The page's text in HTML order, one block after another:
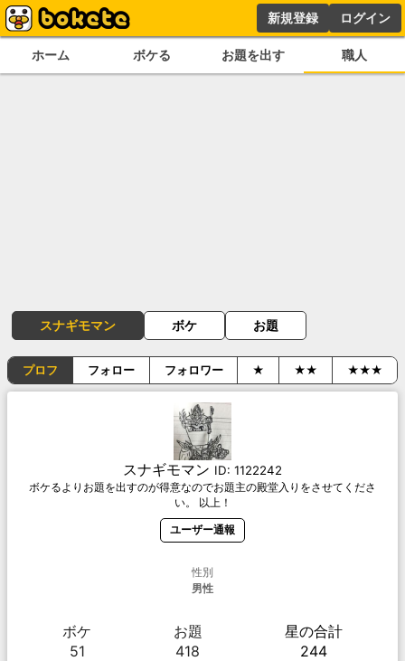
新規登録 ログイン
ホーム ボケる お題を出す 職人
スナギモマン ボケ お題
プロフ フォロー フォロワー ★ ★★ ★★★
スナギモマン ID: 1122242
ボケるよりお題を出すのが得意なのでお題主の殿堂入りをさせてくださ
い。 以上！
ユーザー通報
性別
男性
ボケ
51
お題
418
星の合計
244